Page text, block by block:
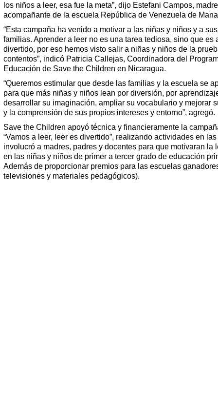
los niños a leer, esa fue la meta”, dijo Estefani Campos, madre
acompañante de la escuela República de Venezuela de
“Esta campaña ha venido a motivar a las niñas y niños y a sus
familias. Aprender a leer no es una tarea tediosa, sino que es
divertido, por eso hemos visto salir a niñas y niños de la
contentos”, indicó Patricia Callejas, Coordinadora del
Educación de Save the Children en Nicaragua.
“Queremos estimular que desde las familias y la escuela se
para que más niñas y niños lean por diversión, por
desarrollar su imaginación, ampliar su vocabulario y mejorar
y la comprensión de sus propios intereses y entorno”, agregó.
Save the Children apoyó técnica y financieramente la
“Vamos a leer, leer es divertido”, realizando actividades en
involucró a madres, padres y docentes para que motivaran la
en las niñas y niños de primer a tercer grado de educación
Además de proporcionar premios para las escuelas
televisiones y materiales pedagógicos).